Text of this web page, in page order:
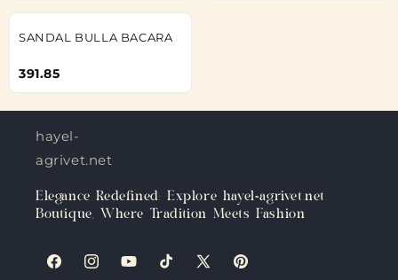
SANDAL BULLA BACARA
391.85
hayel-
agrivet.net
Elegance Redefined: Explore hayel-agrivet.net
Boutique, Where Tradition Meets Fashion
FacebookInstagramYouTubeTikTokX
Pinterest